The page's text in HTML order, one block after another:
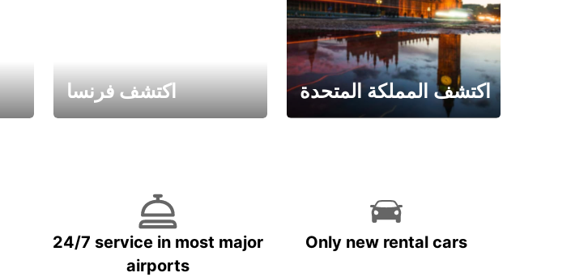
اكتشف فرنسا اكتشف المملكة المتحدة
24/7 service in most major
airports
Only new rental cars